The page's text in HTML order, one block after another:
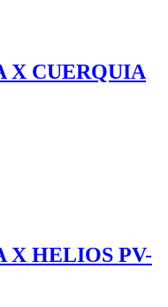
X CUERQUIA
X HELIOS PV-